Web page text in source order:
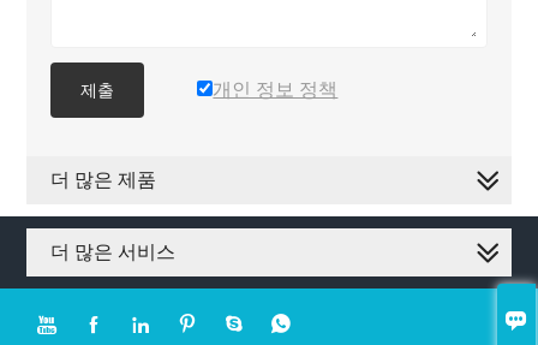

제출 개인 정보 정책
더 많은 제품
더 많은 서비스
     